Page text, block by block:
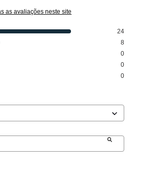
as avaliações neste site
24
8
0
0
0